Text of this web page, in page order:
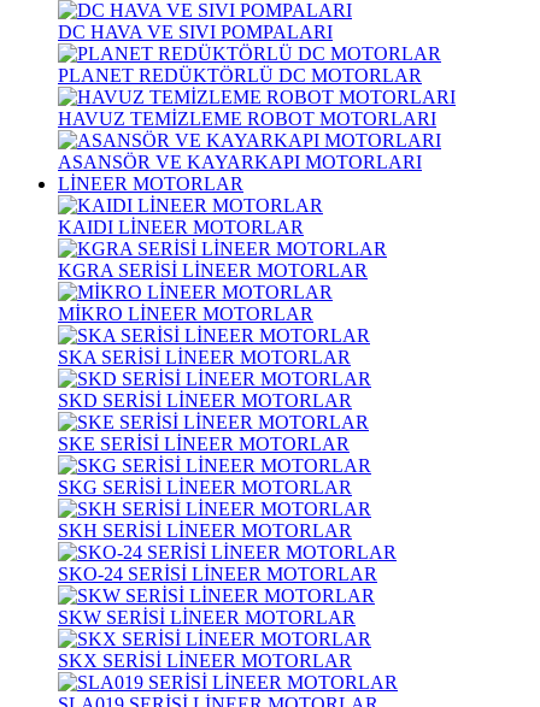
DC HAVA VE SIVI POMPALARI
PLANET REDÜKTÖRLÜ DC MOTORLAR
HAVUZ TEMİZLEME ROBOT MOTORLARI
ASANSÖR VE KAYARKAPI MOTORLARI
LİNEER MOTORLAR
KAIDI LİNEER MOTORLAR
KGRA SERİSİ LİNEER MOTORLAR
MİKRO LİNEER MOTORLAR
SKA SERİSİ LİNEER MOTORLAR
SKD SERİSİ LİNEER MOTORLAR
SKE SERİSİ LİNEER MOTORLAR
SKG SERİSİ LİNEER MOTORLAR
SKH SERİSİ LİNEER MOTORLAR
SKO-24 SERİSİ LİNEER MOTORLAR
SKW SERİSİ LİNEER MOTORLAR
SKX SERİSİ LİNEER MOTORLAR